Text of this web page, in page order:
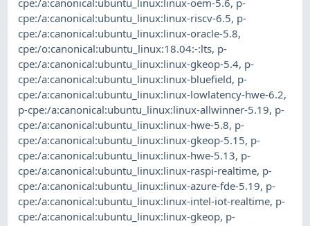
cpe:/a:canonical:ubuntu_linux:linux-riscv-6.5, p-
cpe:/a:canonical:ubuntu_linux:linux-oracle-5.8,
cpe:/o:canonical:ubuntu_linux:18.04:-:lts, p-
cpe:/a:canonical:ubuntu_linux:linux-gkeop-5.4, p-
cpe:/a:canonical:ubuntu_linux:linux-bluefield, p-
cpe:/a:canonical:ubuntu_linux:linux-lowlatency-hwe-6.2,
p-cpe:/a:canonical:ubuntu_linux:linux-allwinner-5.19, p-
cpe:/a:canonical:ubuntu_linux:linux-hwe-5.8, p-
cpe:/a:canonical:ubuntu_linux:linux-gkeop-5.15, p-
cpe:/a:canonical:ubuntu_linux:linux-hwe-5.13, p-
cpe:/a:canonical:ubuntu_linux:linux-raspi-realtime, p-
cpe:/a:canonical:ubuntu_linux:linux-azure-fde-5.19, p-
cpe:/a:canonical:ubuntu_linux:linux-intel-iot-realtime, p-
cpe:/a:canonical:ubuntu_linux:linux-gkeop, p-